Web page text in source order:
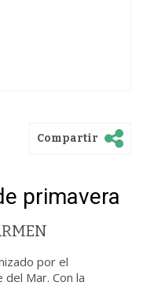
Compartir
primavera
por el
Mar. Con la